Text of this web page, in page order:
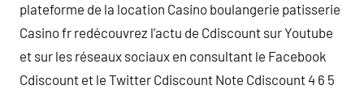
plateforme de la location Casino boulangerie patisserie
Casino fr redécouvrez l’actu de Cdiscount sur Youtube
et sur les réseaux sociaux en consultant le Facebook
Cdiscount et le Twitter Cdiscount Note Cdiscount 4 6 5